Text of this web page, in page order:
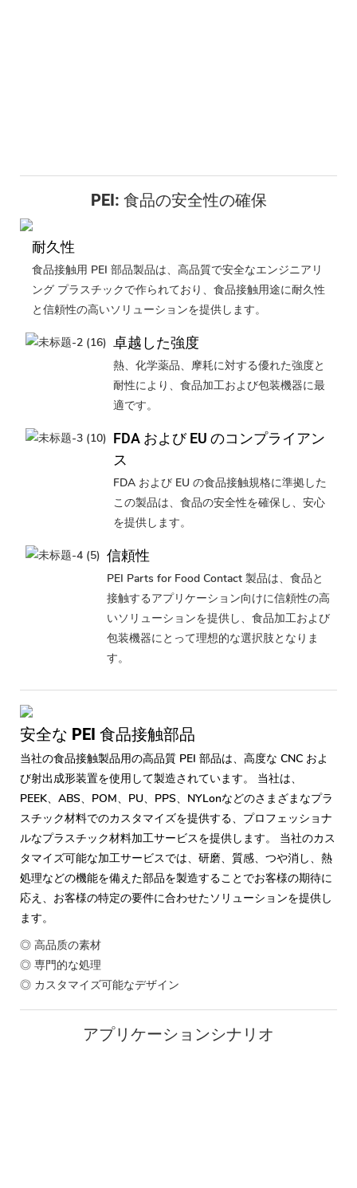
PEI: 食品の安全性の確保
耐久性
食品接触用 PEI 部品製品は、高品質で安全なエンジニアリ
ング プラスチックで作られており、食品接触用途に耐久性
と信頼性の高いソリューションを提供します。
卓越した強度
熱、化学薬品、摩耗に対する優れた強度と
耐性により、食品加工および包装機器に最
適です。
FDA および EU のコンプライアン
ス
FDA および EU の食品接触規格に準拠した
この製品は、食品の安全性を確保し、安心
を提供します。
信頼性
PEI Parts for Food Contact 製品は、食品と
接触するアプリケーション向けに信頼性の高
いソリューションを提供し、食品加工および
包装機器にとって理想的な選択肢となりま
す。
安全な PEI 食品接触部品
当社の食品接触製品用の高品質 PEI 部品は、高度な CNC およ
び射出成形装置を使用して製造されています。 当社は、
PEEK、ABS、POM、PU、PPS、NYLonなどのさまざまなプラ
スチック材料でのカスタマイズを提供する、プロフェッショナ
ルなプラスチック材料加工サービスを提供します。 当社のカス
タマイズ可能な加工サービスでは、研磨、質感、つや消し、熱
処理などの機能を備えた部品を製造することでお客様の期待に
応え、お客様の特定の要件に合わせたソリューションを提供し
ます。
◎ 高品质の素材
◎ 専門的な処理
◎ カスタマイズ可能なデザイン
アプリケーションシナリオ